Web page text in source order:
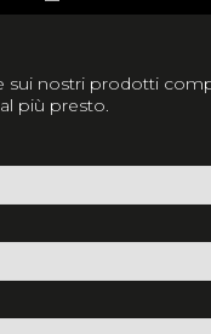
sui nostri prodotti
più presto.